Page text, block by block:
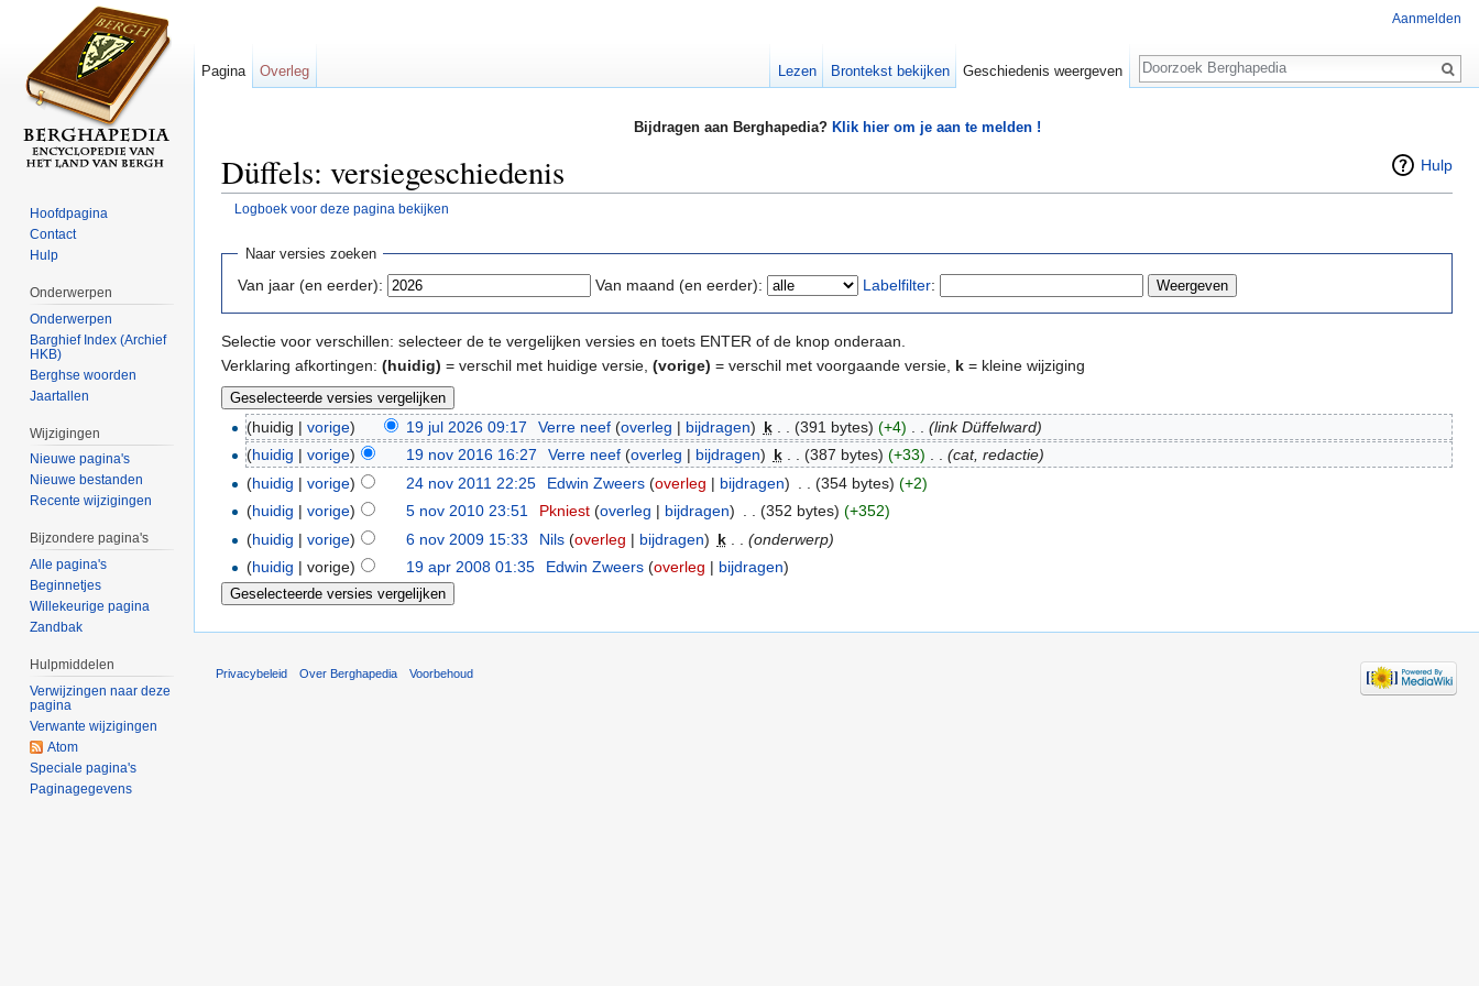
Bijdragen aan Berghapedia? Klik hier om je aan te melden !
Hulp
Düffels: versiegeschiedenis
Logboek voor deze pagina bekijken
Naar versies zoeken
Van jaar (en eerder): Van maand (en eerder): Labelfilter:
Selectie voor verschillen: selecteer de te vergelijken versies en toets ENTER of de knop onderaan.
Verklaring afkortingen: (huidig) = verschil met huidige versie, (vorige) = verschil met voorgaande versie, k = kleine wijziging
(huidig |vorige) 19 jul 2026 09:17 Verre neef (overleg | bijdragen) k (391 bytes) (+4)
(link Düffelward)
(huidig |vorige) 19 nov 2016 16:27 Verre neef (overleg | bijdragen) k . . (387 bytes) (+33) . . (cat, redactie)
(huidig |vorige) 24 nov 2011 22:25 Edwin Zweers (overleg | bijdragen) (354 bytes) (+2)
(huidig |vorige) 5 nov 2010 23:51 Pkniest (overleg | bijdragen) (352 bytes) (+352)
(huidig |vorige) 6 nov 2009 15:33 Nils (overleg | bijdragen) k
(onderwerp)
(huidig | vorige) 19 apr 2008 01:35 Edwin Zweers (overleg | bijdragen)
Aanmelden
Pagina Overleg Lezen Brontekst bekijken Geschiedenis weergeven
Zoeken
Hoofdpagina
Contact
Hulp
Onderwerpen
Onderwerpen
Barghief Index (Archief
HKB)
Berghse woorden
Jaartallen
Wijzigingen
Nieuwe pagina's
Nieuwe bestanden
Recente wijzigingen
Bijzondere pagina's
Alle pagina's
Beginnetjes
Willekeurige pagina
Zandbak
Hulpmiddelen
Verwijzingen naar deze
pagina
Verwante wijzigingen
Atom
Speciale pagina's
Paginagegevens
Privacybeleid Over Berghapedia Voorbehoud